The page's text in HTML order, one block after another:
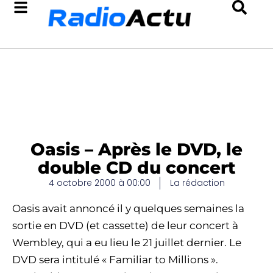
Oasis – Après le DVD, le
double CD du concert
4 octobre 2000 à 00:00 La rédaction
Oasis avait annoncé il y quelques semaines la
sortie en DVD (et cassette) de leur concert à
Wembley, qui a eu lieu le 21 juillet dernier. Le
DVD sera intitulé « Familiar to Millions ».